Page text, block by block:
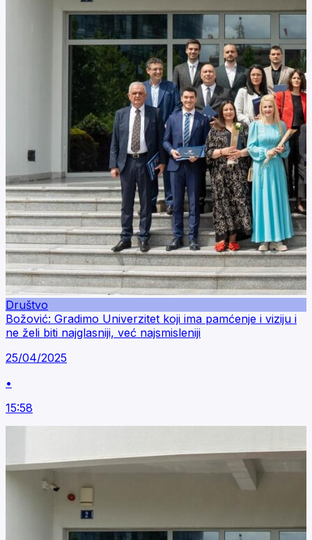
Društvo
Božović: Gradimo Univerzitet koji ima pamćenje i viziju i
ne želi biti najglasniji, već najsmisleniji
25/04/2025
•
15:58